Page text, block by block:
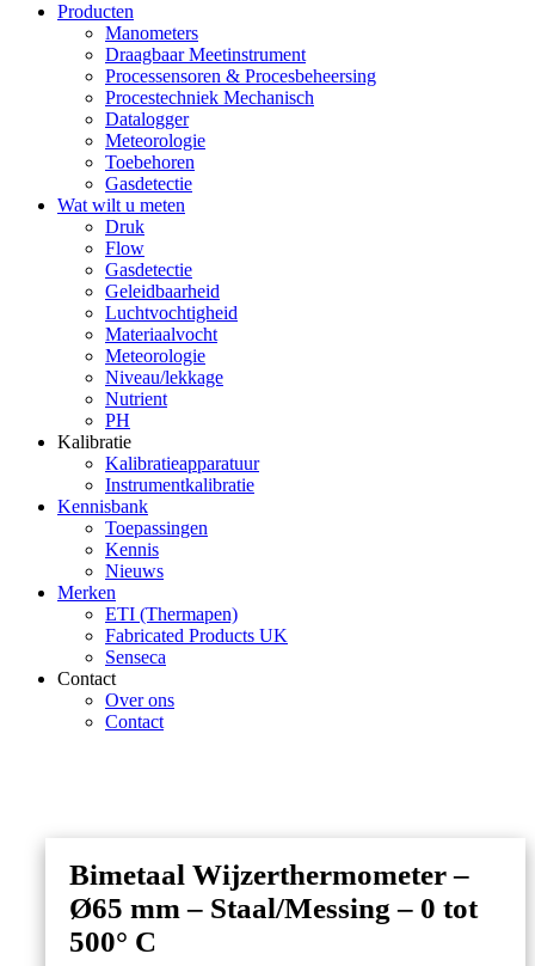
Producten
Manometers
Draagbaar Meetinstrument
Processensoren & Procesbeheersing
Procestechniek Mechanisch
Datalogger
Meteorologie
Toebehoren
Gasdetectie
Wat wilt u meten
Druk
Flow
Gasdetectie
Geleidbaarheid
Luchtvochtigheid
Materiaalvocht
Meteorologie
Niveau/lekkage
Nutrient
PH
Kalibratie
Kalibratieapparatuur
Instrumentkalibratie
Kennisbank
Toepassingen
Kennis
Nieuws
Merken
ETI (Thermapen)
Fabricated Products UK
Senseca
Contact
Over ons
Contact
Bimetaal Wijzerthermometer –
Ø65 mm – Staal/Messing – 0 tot
500° C